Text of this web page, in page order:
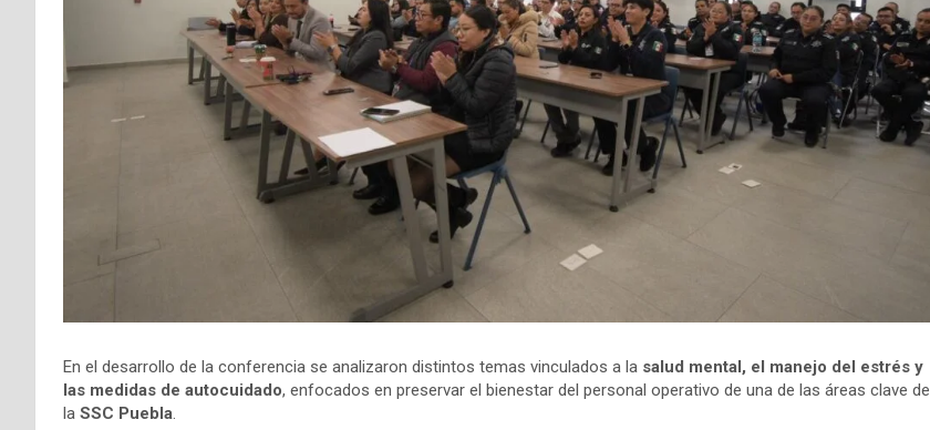
En el desarrollo de la conferencia se analizaron distintos temas vinculados a la salud mental, el manejo del estrés y
las medidas de autocuidado, enfocados en preservar el bienestar del personal operativo de una de las áreas clave de
la SSC Puebla.